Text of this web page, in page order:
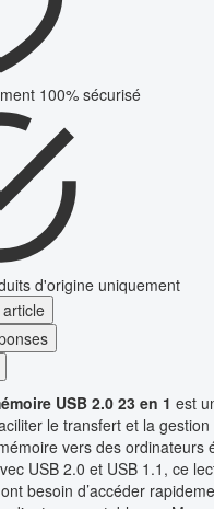
100% sécurisé
d'origine uniquement
USB 2.0 23 en 1 est
le transfert et la
vers des ordinateurs
USB 2.0 et USB 1.1, ce
besoin d’accéder